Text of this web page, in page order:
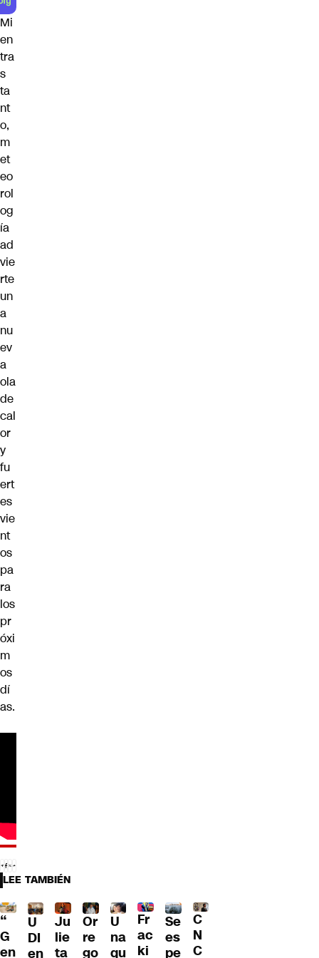
Mi
en
tra
s
ta
nt
o,
m
et
eo
rol
og
ía
ad
vie
rte
un
a
nu
ev
a
ola
de
cal
or
y
fu
ert
es
vie
nt
os
pa
ra
los
pr
óxi
m
os
dí
as.
LEE TAMBIÉN
“
G
en
U
DI
en
Ju
lie
ta
Or
re
go
U
na
qu
Fr
ac
ki
Se
es
pe
C
N
C